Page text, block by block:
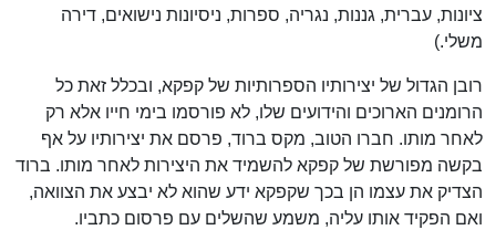
ציונות, עברית, גננות, נגריה, ספרות, ניסיונות נישואים, דירה
משלי.)
רובן הגדול של יצירותיו הספרותיות של קפקא, ובכלל זאת כל
הרומנים הארוכים והידועים שלו, לא פורסמו בימי חייו אלא רק
לאחר מותו. חברו הטוב, מקס ברוד, פרסם את יצירותיו על אף
בקשה מפורשת של קפקא להשמיד את היצירות לאחר מותו. ברוד
הצדיק את עצמו הן בכך שקפקא ידע שהוא לא יבצע את הצוואה,
ואם הפקיד אותו עליה, משמע שהשלים עם פרסום כתביו.